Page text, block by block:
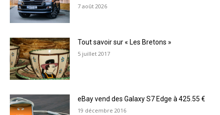
7 août 2026
Tout savoir sur « Les Bretons »
5 juillet 2017
eBay vend des Galaxy S7 Edge à 425.55 €
19 décembre 2016